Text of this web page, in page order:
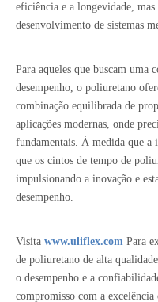
eficiência e a longevidade,
desenvolvimento de sistemas
Para aqueles que buscam uma
desempenho, o poliuretano
combinação equilibrada de
aplicações modernas, onde
fundamentais. À medida que
que os cintos de tempo de
impulsionando a inovação e
desempenho.
Visita www.uliflex.com Para
de poliuretano de alta
o desempenho e a
compromisso com a excelência